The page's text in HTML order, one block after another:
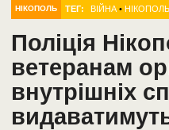
НІКОПОЛЬ ТЕГ: ВІЙНА •НІКОПОЛЬ
Поліція
ветеранам
внутрішніх